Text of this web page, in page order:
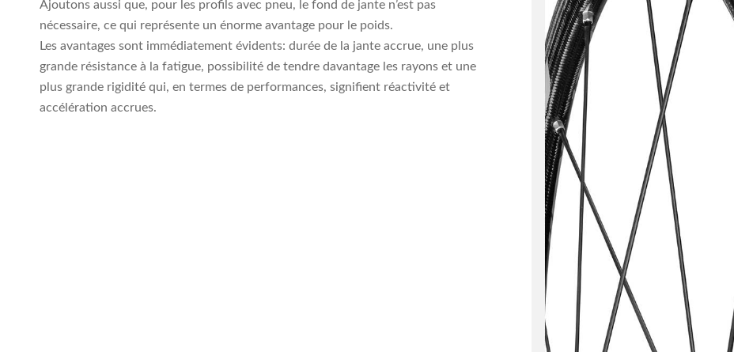
Ajoutons aussi que, pour les profils avec pneu, le fond de jante n’est pas
nécessaire, ce qui représente un énorme avantage pour le poids.
Les avantages sont immédiatement évidents: durée de la jante accrue, une plus
grande résistance à la fatigue, possibilité de tendre davantage les rayons et une
plus grande rigidité qui, en termes de performances, signifient réactivité et
accélération accrues.